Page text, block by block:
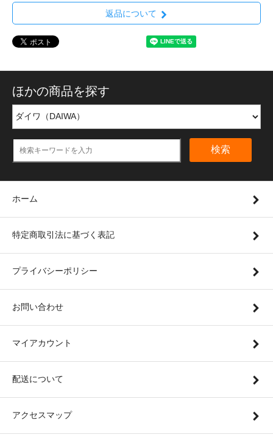
返品について
ほかの商品を探す
検索
ホーム
特定商取引法に基づく表記
プライバシーポリシー
お問い合わせ
マイアカウント
配送について
アクセスマップ